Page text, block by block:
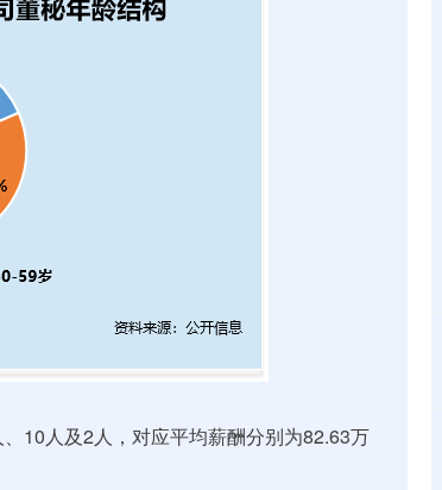
10人及2人，对应平均薪酬分别为82.63万